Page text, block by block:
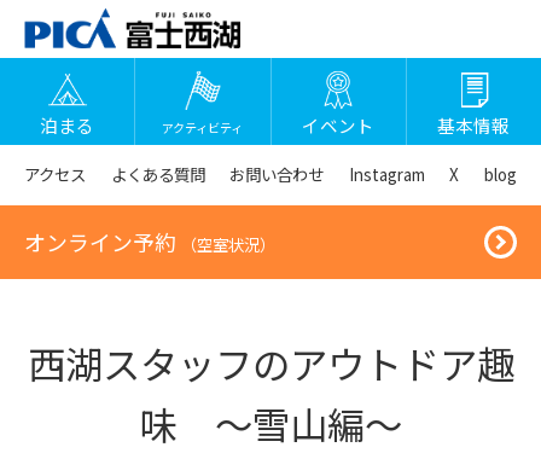
泊まる アクティビティ イベント 基本情報
アクセス よくある質問 お問い合わせ Instagram X blog
オンライン予約 （空室状況）
西湖スタッフのアウトドア趣
味 ～雪山編～